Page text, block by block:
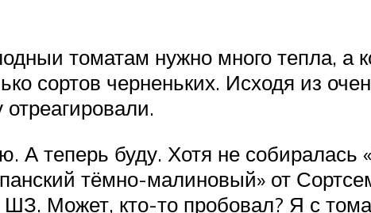
томатам нужно много тепла, а
сортов черненьких. Исходя из
А теперь буду. Хотя не собиралась
тёмно-малиновый» от
Может, кто-то пробовал? Я с